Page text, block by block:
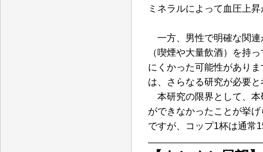
ミネラルによって血圧上
一方、男性で明確な関連
（喫煙や大量飲酒）を持
にくかった可能性があり
は、さらなる研究が必要
本研究の限界として、本
ができなかったことが挙
ですが、コップ1杯は通常